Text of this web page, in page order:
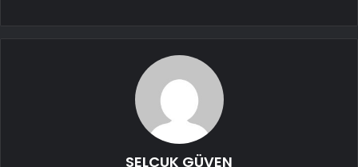
SELÇUK GÜVEN